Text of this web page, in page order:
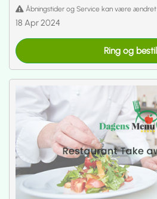
Åbningstider og Service kan være ændret
18 Apr 2024
Ring og bestil